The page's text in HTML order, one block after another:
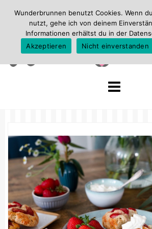
Wunderbrunnen benutzt Cookies. Wenn
nutzt, gehe ich von deinem
Informationen erhältst du in der
Akzeptieren
Nicht einverstanden